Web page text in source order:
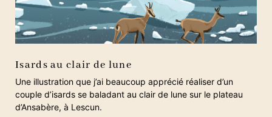
Isards au clair de lune
Une illustration que j’ai beaucoup apprécié réaliser d’un
couple d’isards se baladant au clair de lune sur le plateau
d’Ansabère, à Lescun.